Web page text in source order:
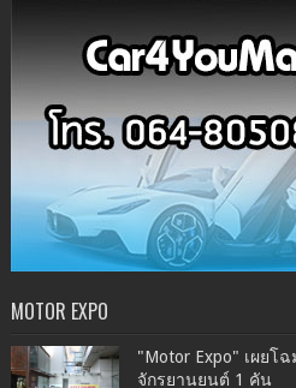
MOTOR EXPO
"Motor Expo" เผยโ
จักรยานยนต์ 1 คัน